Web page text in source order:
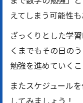
えてしまう可能性も
ざっくりとした学
くまでもその日の
勉強を進めていくこ
またスケジュール